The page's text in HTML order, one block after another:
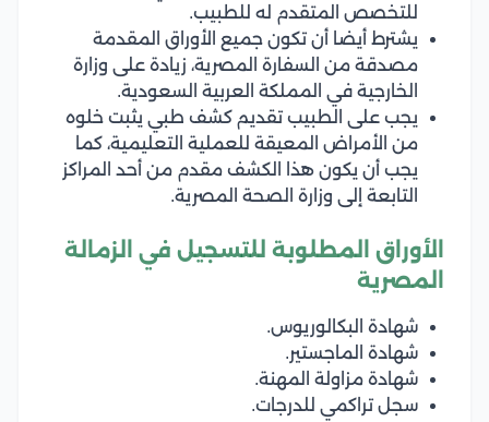
للتخصص المتقدم له للطبيب.
يشترط أيضا أن تكون جميع الأوراق المقدمة
مصدقة من السفارة المصرية، زيادة على وزارة
الخارجية في المملكة العربية السعودية.
يجب على الطبيب تقديم كشف طبي يثبت خلوه
من الأمراض المعيقة للعملية التعليمية، كما
يجب أن يكون هذا الكشف مقدم من أحد المراكز
التابعة إلى وزارة الصحة المصرية.
الأوراق المطلوبة للتسجيل في الزمالة
المصرية
شهادة البكالوريوس.
شهادة الماجستير.
شهادة مزاولة المهنة.
سجل تراكمي للدرجات.